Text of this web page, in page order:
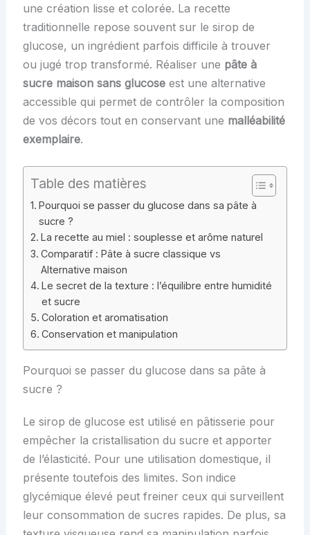
une création lisse et colorée. La recette
traditionnelle repose souvent sur le sirop de
glucose, un ingrédient parfois difficile à trouver
ou jugé trop transformé. Réaliser une pâte à
sucre maison sans glucoseest une alternative
accessible qui permet de contrôler la composition
de vos décors tout en conservant une malléabilité
exemplaire.
Table des matières
Pourquoi se passer du glucose dans sa pâte à
sucre ?
La recette au miel : souplesse et arôme naturel
Comparatif : Pâte à sucre classique vs
Alternative maison
Le secret de la texture : l’équilibre entre humidité
et sucre
Coloration et aromatisation
Conservation et manipulation
Pourquoi se passer du glucose dans sa pâte à
sucre ?
Le sirop de glucose est utilisé en pâtisserie pour
empêcher la cristallisation du sucre et apporter
de l’élasticité. Pour une utilisation domestique, il
présente toutefois des limites. Son indice
glycémique élevé peut freiner ceux qui surveillent
leur consommation de sucres rapides. De plus, sa